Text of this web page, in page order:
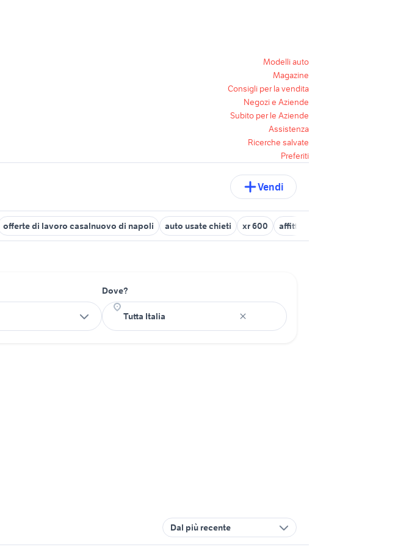
Modelli auto
Magazine
Consigli per la vendita
Negozi e Aziende
Subito per le Aziende
Assistenza
Ricerche salvate
Preferiti
Vendi
offerte di lavoro casalnuovo di napoli auto usate chieti xr 600 affitti imola
Dove?
Dal più recente